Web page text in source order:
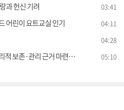
과 헌신 기려 03:41
어린이 요트교실 인기 04:11
04:28
·관리 근거 마련 [정책인터뷰] 05:10